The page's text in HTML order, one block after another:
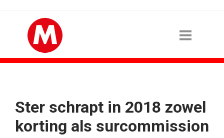
Ster schrapt in 2018 zowel
korting als surcommission